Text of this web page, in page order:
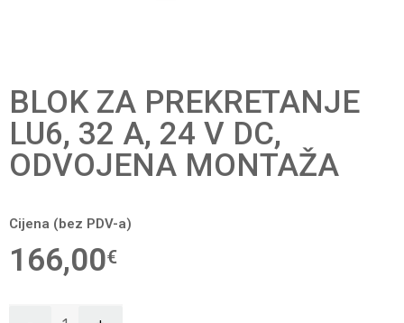
BLOK ZA PREKRETANJE
LU6, 32 A, 24 V DC,
ODVOJENA MONTAŽA
Cijena (bez PDV-a)
166,00€